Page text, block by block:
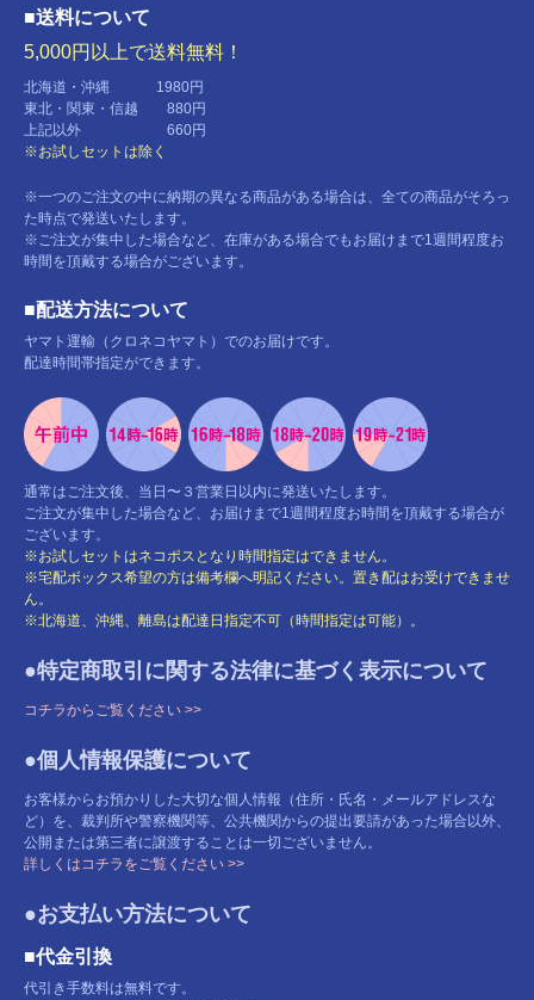
■送料について
5,000円以上で送料無料！
北海道・沖縄 1980円
東北・関東・信越 880円
上記以外 660円
※お試しセットは除く
※一つのご注文の中に納期の異なる商品がある場合は、全ての商品がそろっ
た時点で発送いたします。
※ご注文が集中した場合など、在庫がある場合でもお届けまで1週間程度お
時間を頂戴する場合がございます。
■配送方法について
ヤマト運輸（クロネコヤマト）でのお届けです。
配達時間帯指定ができます。
通常はご注文後、当日〜３営業日以内に発送いたします。
ご注文が集中した場合など、お届けまで1週間程度お時間を頂戴する場合が
ございます。
※お試しセットはネコポスとなり時間指定はできません。
※宅配ボックス希望の方は備考欄へ明記ください。置き配はお受けできませ
ん。
※北海道、沖縄、離島は配達日指定不可（時間指定は可能）。
●特定商取引に関する法律に基づく表示について
コチラからご覧ください >>
●個人情報保護について
お客様からお預かりした大切な個人情報（住所・氏名・メールアドレスな
ど）を、裁判所や警察機関等、公共機関からの提出要請があった場合以外、
公開または第三者に譲渡することは一切ございません。
詳しくはコチラをご覧ください >>
●お支払い方法について
■代金引換
代引き手数料は無料です。